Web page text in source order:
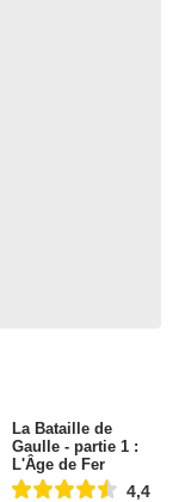
La Bataille de
Gaulle - partie 1 :
L'Âge de Fer
4,4